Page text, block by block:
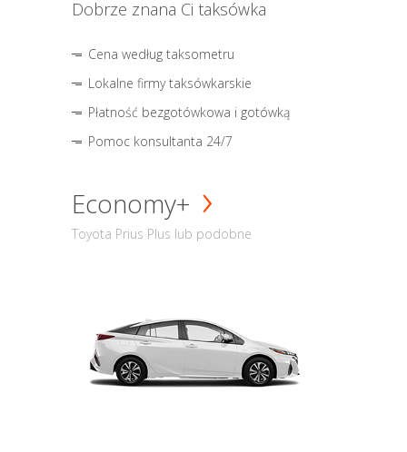
Dobrze znana Ci taksówka
Cena według taksometru
Lokalne firmy taksówkarskie
Płatność bezgotówkowa i gotówką
Pomoc konsultanta 24/7
Economy+
Toyota Prius Plus lub podobne